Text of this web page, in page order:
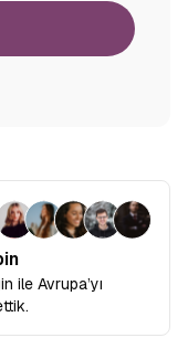
ile Avrupa’yı